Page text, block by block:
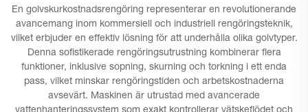
En golvskurkostnadsrengöring representerar en revolutionerande
avancemang inom kommersiell och industriell rengöringsteknik,
vilket erbjuder en effektiv lösning för att underhålla olika golvtyper.
Denna sofistikerade rengöringsutrustning kombinerar flera
funktioner, inklusive sopning, skurning och torkning i ett enda
pass, vilket minskar rengöringstiden och arbetskostnaderna
avsevärt. Maskinen är utrustad med avancerade